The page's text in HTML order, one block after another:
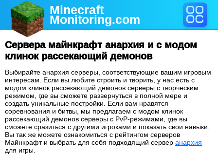
Minecraft
Monitoring.com
Сервера майнкрафт анархия и с модом
клинок рассекающий демонов
Выбирайте анархия серверы, соответствующие вашим игровым
интересам. Если вы любите строить и творить, у нас есть с
модом клинок рассекающий демонов серверы с творческим
режимом, где вы сможете развернуться в полной мере и
создать уникальные постройки. Если вам нравятся
соревнования и битвы, мы предлагаем с модом клинок
рассекающий демонов серверы с PvP-режимами, где вы
сможете сразиться с другими игроками и показать свои навыки.
Вы так же можете ознакомиться с рейтингом серверов
Майнкрафт и выбрать для себя подходящий сервер анархия
для игры.